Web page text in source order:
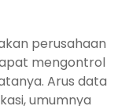
perusahaan
mengontrol
Arus data
umumnya